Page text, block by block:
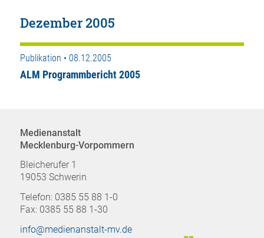
Dezember 2005
Publikation • 08.12.2005
ALM Programmbericht 2005
Medienanstalt
Mecklenburg-Vorpommern
Bleicherufer 1
19053 Schwerin
Telefon: 0385 55 88 1-0
Fax: 0385 55 88 1-30
info@medienanstalt-mv.de